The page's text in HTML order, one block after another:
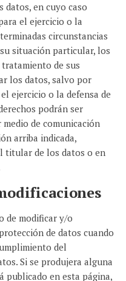
en cuyo caso
el ejercicio o la
circunstancias
situación particular, los
de sus
los datos, salvo por
ejercicio o la defensa de
podrán ser
de comunicación
arriba indicada,
titular de los datos o en
de modificar y/o
de datos cuando
del
Si se produjera alguna
publicado en esta página,